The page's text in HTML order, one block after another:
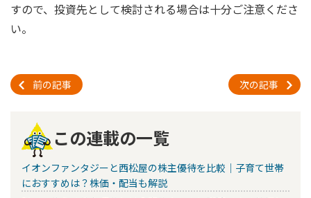
すので、投資先として検討される場合は十分ご注意くださ
い。
前の記事 次の記事
この連載の一覧
イオンファンタジーと西松屋の株主優待を比較｜子育て世帯
におすすめは？株価・配当も解説